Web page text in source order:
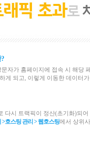
자가 홈페이지에 접속 시 해당
게 되고, 이렇게 이동한 데이터
다시 트랙픽이 정산(초기화)되
>호스팅 관리 >웹호스팅에서 상위